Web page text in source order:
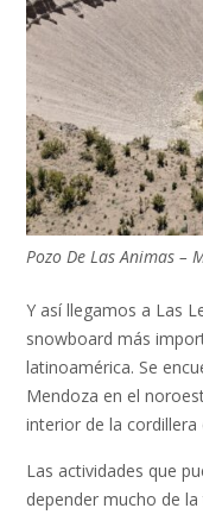
Pozo De Las Animas –
Y así llegamos a Las
snowboard más
latinoamérica. Se
Mendoza en el
interior de la cordillera
Las actividades que
depender mucho de